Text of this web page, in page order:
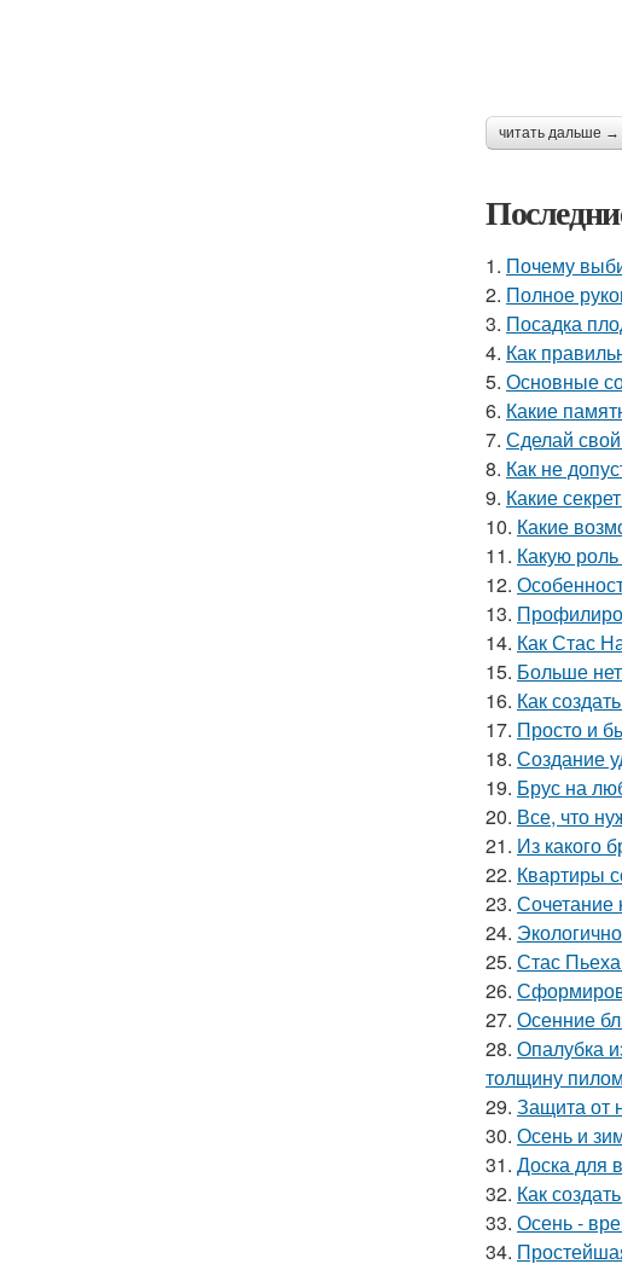
читать дальше →
1. Почему
2. Полное
3. Посадка
4. Как
5. Основные
6. Какие
7. Сделай
8. Как не
9. Какие
10. Какие
11. Какую
12.
13.
14. Как Стас
15. Больше
16. Как
17. Просто и
18. Создание
19. Брус на
20. Все, что
21. Из какого
22. Квартиры
23. Сочетание
24.
25. Стас
26.
27. Осенние
28. Опалубка
толщину
29. Защита от
30. Осень и
31. Доска для
32. Как
33. Осень -
34.